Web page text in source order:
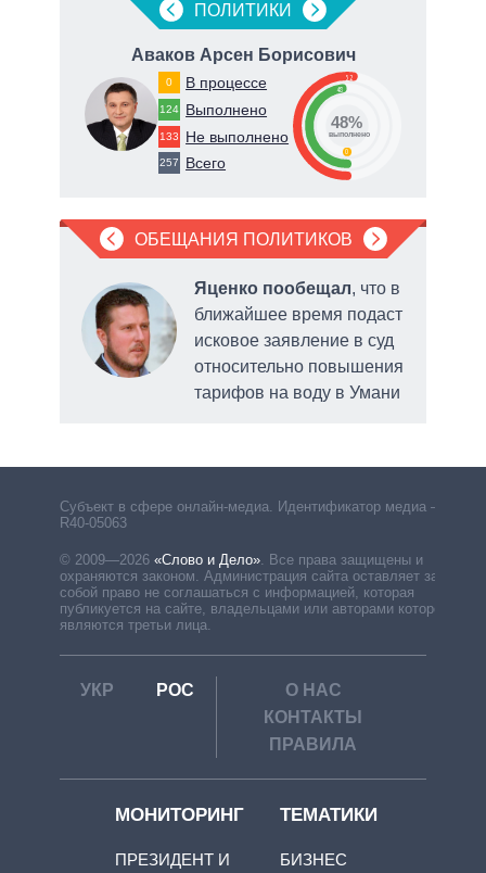
ПОЛИТИКИ
Аваков Арсен Борисович
0 В процессе
124 Выполнено
133 Не выполнено
257 Всего
52
48
0
48%
выполнено
ОБЕЩАНИЯ ПОЛИТИКОВ
Яценко пообещал, что в
ближайшее время подаст
исковое заявление в суд
относительно повышения
тарифов на воду в Умани
Субъект в сфере онлайн-медиа. Идентификатор медиа –
R40-05063
© 2009—2026 «Слово и Дело». Все права защищены и
охраняются законом. Администрация сайта оставляет за
собой право не соглашаться с информацией, которая
публикуется на сайте, владельцами или авторами которой
являются третьи лица.
УКР РОС
О НАС
КОНТАКТЫ
ПРАВИЛА
МОНИТОРИНГ
ПРЕЗИДЕНТ И
ТЕМАТИКИ
БИЗНЕС